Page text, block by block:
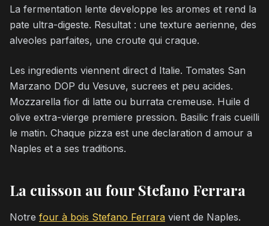
La fermentation lente developpe les aromes et rend la
pate ultra-digeste. Resultat : une texture aerienne, des
alveoles parfaites, une croute qui craque.
Les ingredients viennent direct d Italie. Tomates San
Marzano DOP du Vesuve, sucrees et peu acides.
Mozzarella fior di latte ou burrata cremeuse. Huile d
olive extra-vierge premiere pression. Basilic frais cueilli
le matin. Chaque pizza est une declaration d amour a
Naples et a ses traditions.
La cuisson au four Stefano Ferrara
Notre four à bois Stefano Ferrara vient de Naples.